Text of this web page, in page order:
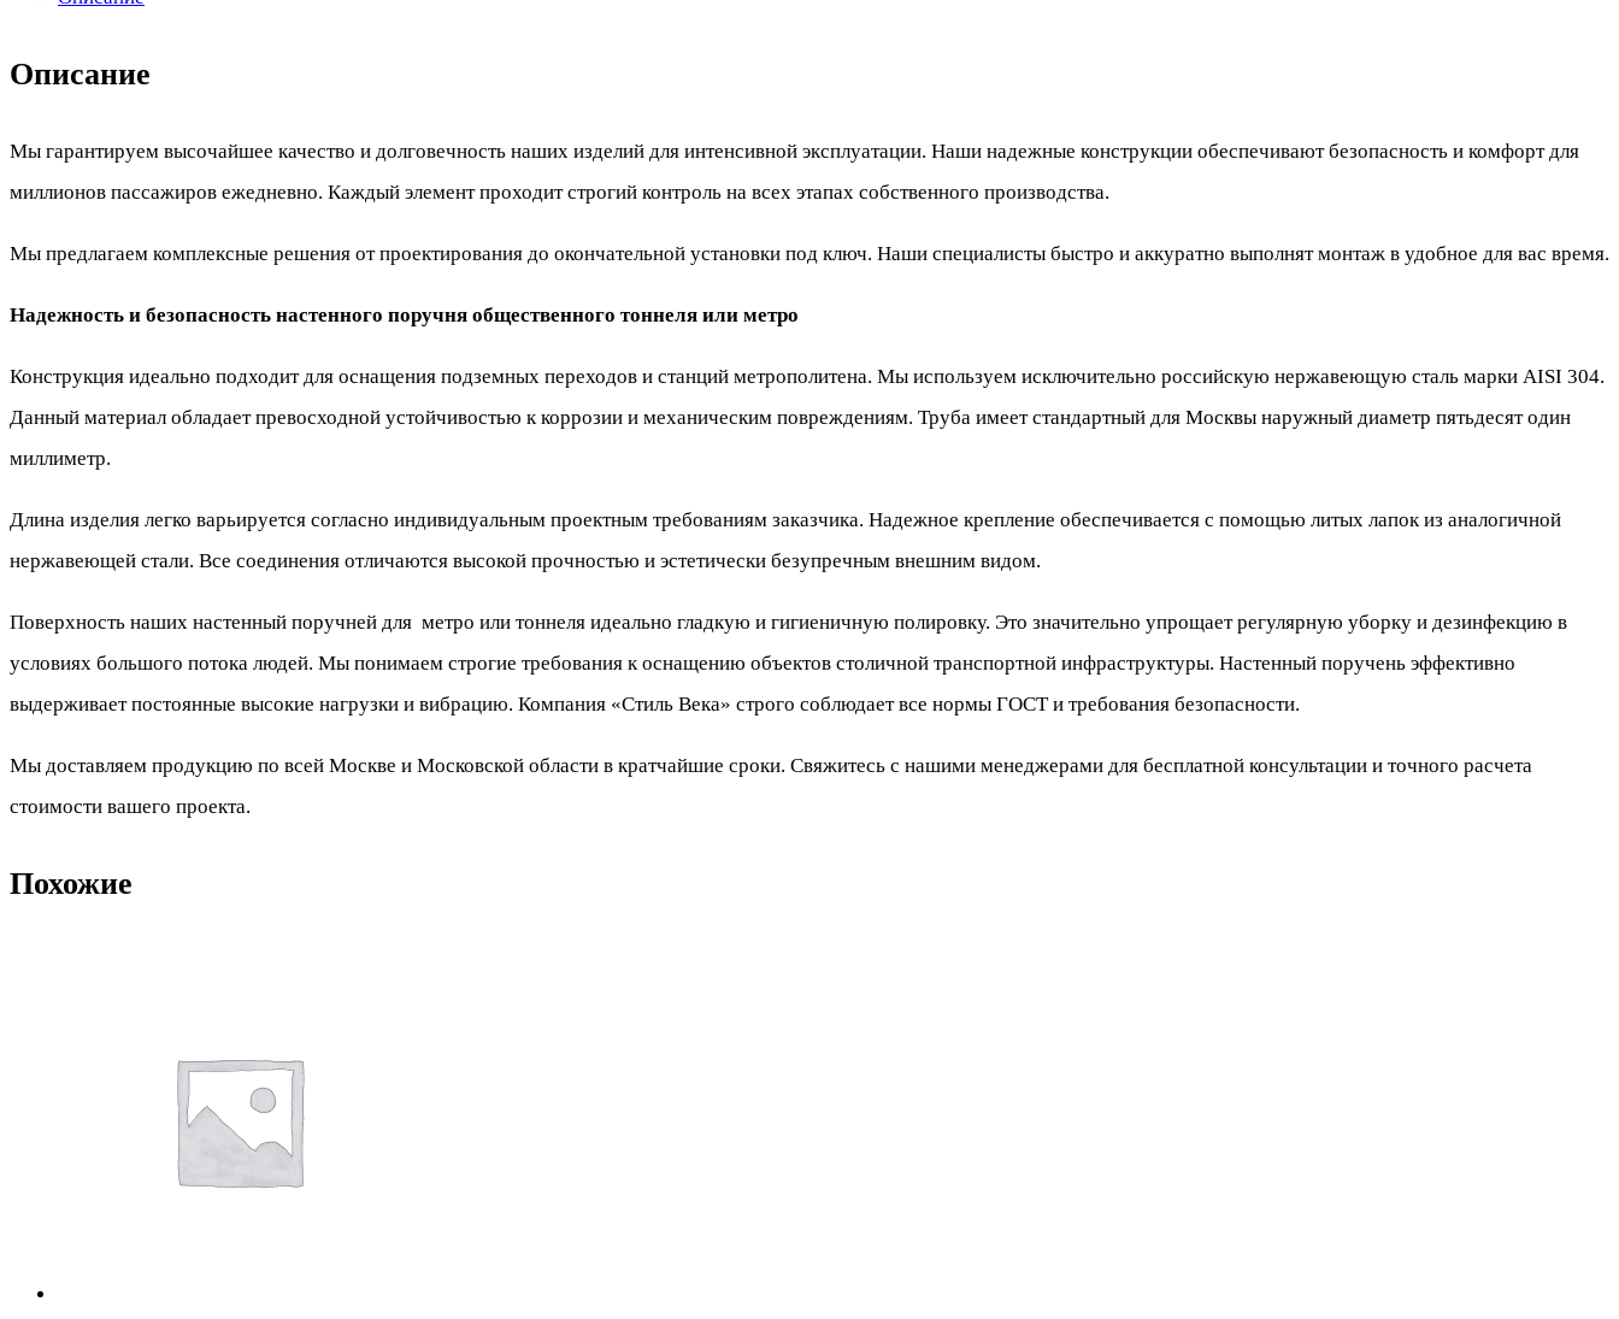
Описание
Мы гарантируем высочайшее качество и долговечность наших изделий для интенсивной эксплуатации. Наши надежные конструкции обеспечивают безопасность и комфорт для
миллионов пассажиров ежедневно. Каждый элемент проходит строгий контроль на всех этапах собственного производства.
Мы предлагаем комплексные решения от проектирования до окончательной установки под ключ. Наши специалисты быстро и аккуратно выполнят монтаж в удобное для вас время.
Надежность и безопасность настенного поручня общественного тоннеля или метро
Конструкция идеально подходит для оснащения подземных переходов и станций метрополитена. Мы используем исключительно российскую нержавеющую сталь марки AISI 304.
Данный материал обладает превосходной устойчивостью к коррозии и механическим повреждениям. Труба имеет стандартный для Москвы наружный диаметр пятьдесят один
миллиметр.
Длина изделия легко варьируется согласно индивидуальным проектным требованиям заказчика. Надежное крепление обеспечивается с помощью литых лапок из аналогичной
нержавеющей стали. Все соединения отличаются высокой прочностью и эстетически безупречным внешним видом.
Поверхность наших настенный поручней для метро или тоннеля идеально гладкую и гигиеничную полировку. Это значительно упрощает регулярную уборку и дезинфекцию в
условиях большого потока людей. Мы понимаем строгие требования к оснащению объектов столичной транспортной инфраструктуры. Настенный поручень эффективно
выдерживает постоянные высокие нагрузки и вибрацию. Компания «Стиль Века» строго соблюдает все нормы ГОСТ и требования безопасности.
Мы доставляем продукцию по всей Москве и Московской области в кратчайшие сроки. Свяжитесь с нашими менеджерами для бесплатной консультации и точного расчета
стоимости вашего проекта.
Похожие